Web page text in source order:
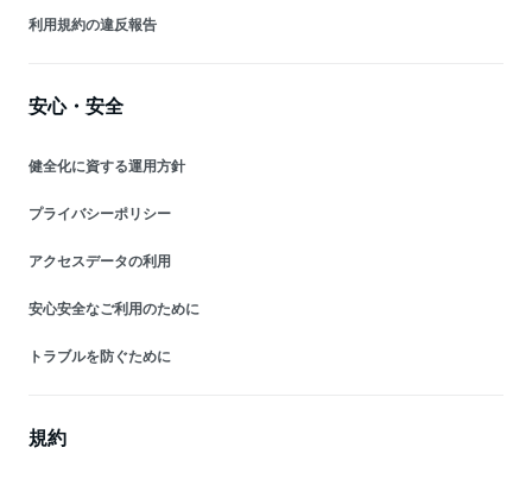
利用規約の違反報告
安心・安全
健全化に資する運用方針
プライバシーポリシー
アクセスデータの利用
安心安全なご利用のために
トラブルを防ぐために
規約